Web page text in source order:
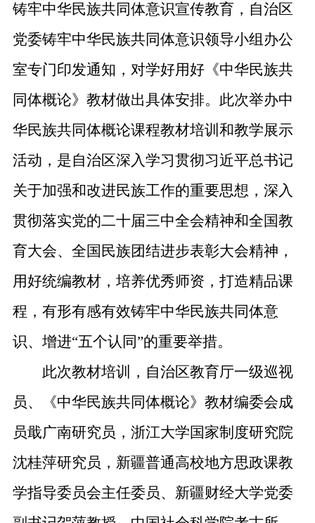
铸牢中华民族共同体意识宣传教育，自治区
党委铸牢中华民族共同体意识领导小组办公
室专门印发通知，对学好用好《中华民族共
同体概论》教材做出具体安排。 此次举办中
华民族共同体概论课程教材培训和教学展示
活动，是自治区深入学习贯彻习近平总书记
关于加强和改进民族工作的重要思想，深入
贯彻落实党的二十届三中全会精神和全国教
育大会、全国民族团结进步表彰大会精神，
用好统编教材，培养优秀师资，打造精品课
程，有形有感有效铸牢中华民族共同体意
识、增进“五个认同”的重要举措。
此次教材培训 ， 自治区教育厅一级巡视
员、《中华民族共同体概论》教材编委会成
员戢广南研究员，浙江大学国家制度研究院
沈桂萍研究员，新疆普通高校地方思政课教
学指导委员会主任委员、新疆财经大学党委